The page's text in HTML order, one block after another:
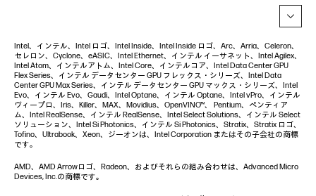
Intel、インテル、Intel ロゴ、Intel Inside、Intel Inside ロゴ、Arc、Arria、Celeron、
セレロン、Cyclone、eASIC、Intel Ethernet、インテル イーサネット、Intel Agilex、
Intel Atom、インテルアトム、Intel Core、インテルコア、Intel Data Center GPU
Flex Series、インテル データセンター GPU フレックス・シリーズ、Intel Data
Center GPU Max Series、インテル データセンター GPU マックス・シリーズ、Intel
Evo、インテル Evo、Gaudi、Intel Optane、インテル Optane、Intel vPro、インテル
ヴィープロ、Iris、Killer、MAX、Movidius、OpenVINO™、 Pentium、ペンティア
ム、Intel RealSense、インテル RealSense、Intel Select Solutions、インテル Select
ソリューション、Intel Si Photonics、インテル Si Photonics、Stratix、Stratix ロゴ、
Tofino、Ultrabook、Xeon、ジーオンは、Intel Corporation またはその子会社の商標
です。
AMD、AMD Arrowロゴ、Radeon、およびそれらの組み合わせは、Advanced Micro
Devices, Inc.の商標です。